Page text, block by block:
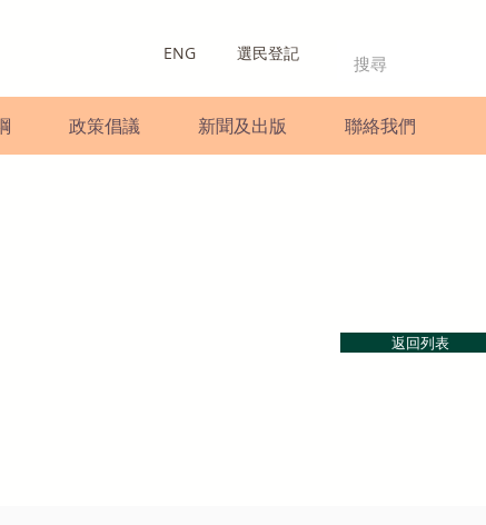
ENG 選民登記
政策倡議 新聞及出版 聯絡我們
返回列表